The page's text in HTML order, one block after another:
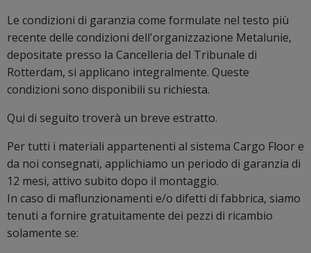
Le condizioni di garanzia come formulate nel testo più
recente delle condizioni dell'organizzazione Metalunie,
depositate presso la Cancelleria del Tribunale di
Rotterdam, si applicano integralmente. Queste
condizioni sono disponibili su richiesta.
Qui di seguito troverà un breve estratto.
Per tutti i materiali appartenenti al sistema Cargo Floor e
da noi consegnati, applichiamo un periodo di garanzia di
12 mesi, attivo subito dopo il montaggio.
In caso di maflunzionamenti e/o difetti di fabbrica, siamo
tenuti a fornire gratuitamente dei pezzi di ricambio
solamente se: